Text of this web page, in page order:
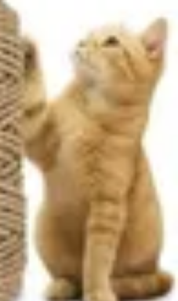
Évaluation de ProjetÉcologie et